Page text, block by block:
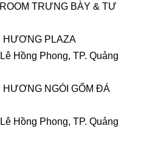
TRƯNG BÀY & TƯ
HƯƠNG PLAZA
Hồng Phong, TP. Quảng
HƯƠNG NGÓI GỐM ĐÁ
Hồng Phong, TP. Quảng